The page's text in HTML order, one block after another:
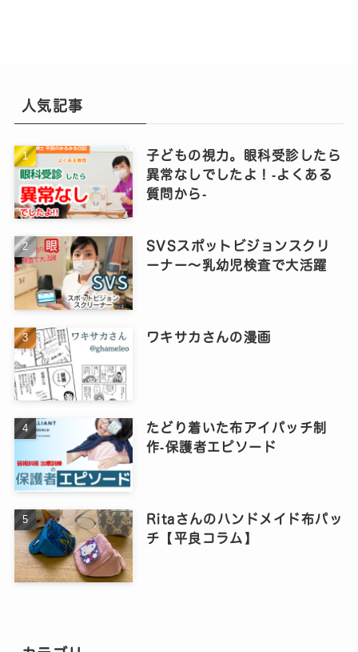
人気記事
子どもの視力。眼科受診したら
異常なしでしたよ！‐よくある
質問から‐
SVSスポットビジョンスクリ
ーナー～乳幼児検査で大活躍
ワキサカさんの漫画
たどり着いた布アイパッチ制
作‐保護者エピソード
Ritaさんのハンドメイド布パッ
チ【平良コラム】